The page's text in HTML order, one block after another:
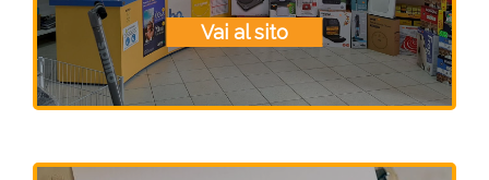
Vai al sito